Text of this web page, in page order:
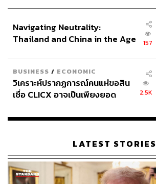
Navigating Neutrality:
Thailand and China in the Age
157
BUSINESS / ECONOMIC
วิเคราะห์ปรากฏการณ์คนแห่ขอสิน
เชื่อ CLICX อาจเป็นเพียงยอด
เรือนไทยที่ถูกซุกไว้
2.5K
LATEST STORIES